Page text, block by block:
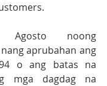
Agosto noong
aprubahan ang
o ang batas na
mga dagdag na